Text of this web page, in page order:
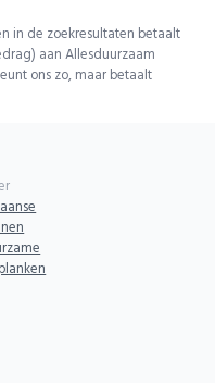
in de zoekresultaten betaalt
aan Allesduurzaam
ons zo, maar betaalt